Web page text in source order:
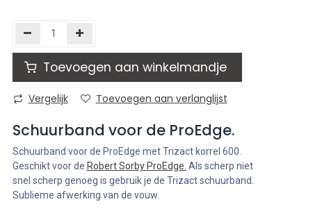
Toevoegen aan winkelmandje
Vergelijk Toevoegen aan verlanglijst
Schuurband voor de ProEdge.
Schuurband voor de ProEdge met Trizact korrel 600.
Geschikt voor de Robert Sorby ProEdge. Als scherp niet
snel scherp genoeg is gebruik je de Trizact schuurband.
Sublieme afwerking van de vouw.